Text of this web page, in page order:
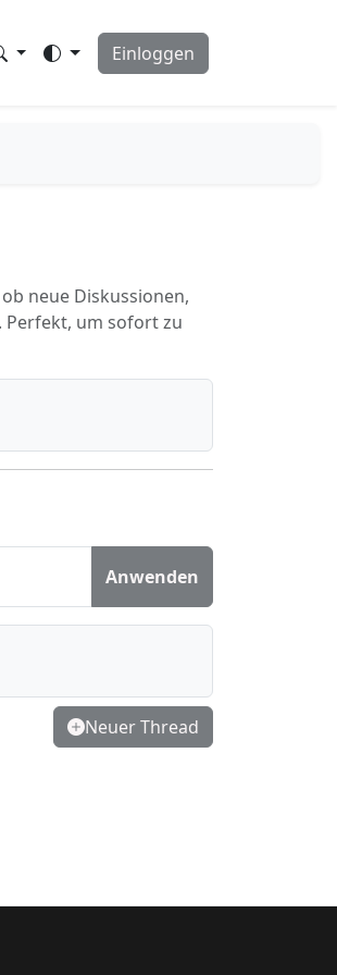
Einloggen
neue Diskussionen,
Perfekt, um sofort zu
Anwenden
Neuer Thread